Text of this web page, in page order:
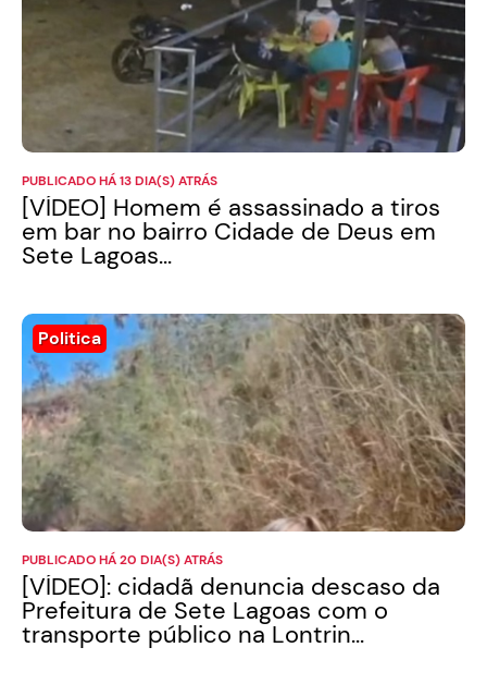
PUBLICADO HÁ 13 DIA(S) ATRÁS
[VÍDEO] Homem é assassinado a tiros
em bar no bairro Cidade de Deus em
Sete Lagoas...
Politica
PUBLICADO HÁ 20 DIA(S) ATRÁS
[VÍDEO]: cidadã denuncia descaso da
Prefeitura de Sete Lagoas com o
transporte público na Lontrin...